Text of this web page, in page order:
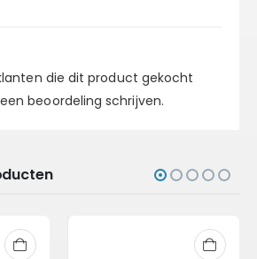
die dit product gekocht
beoordeling schrijven.